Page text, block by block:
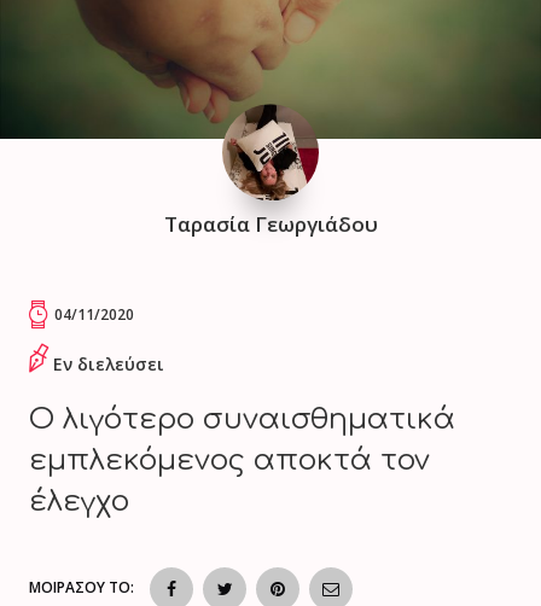
Ταρασία Γεωργιάδου
04/11/2020
Εν διελεύσει
Ο λιγότερο συναισθηματικά
εμπλεκόμενος αποκτά τον
έλεγχο
ΜΟΙΡΑΣΟΥ ΤΟ: